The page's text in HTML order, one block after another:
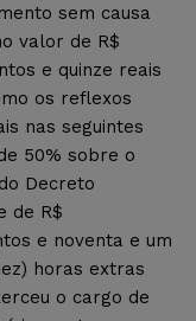
sem causa
valor de R$
e quinze reais
os reflexos
nas seguintes
50% sobre o
Decreto
de R$
e noventa e um
horas extras
o cargo de